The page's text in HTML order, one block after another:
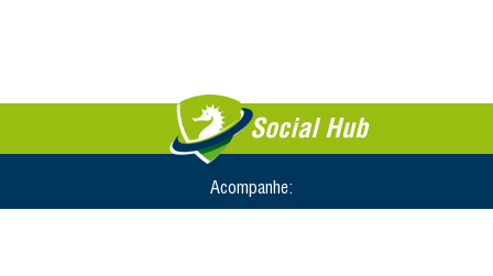
Social Hub
Acompanhe: